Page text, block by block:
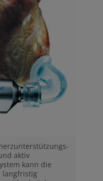
aktiv
kann die
langfristig